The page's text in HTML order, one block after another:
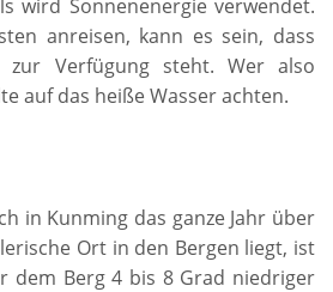
wird Sonnenenergie verwendet.
anreisen, kann es sein, dass
zur Verfügung steht. Wer also
auf das heiße Wasser achten.
in Kunming das ganze Jahr über
Ort in den Bergen liegt, ist
dem Berg 4 bis 8 Grad niedriger